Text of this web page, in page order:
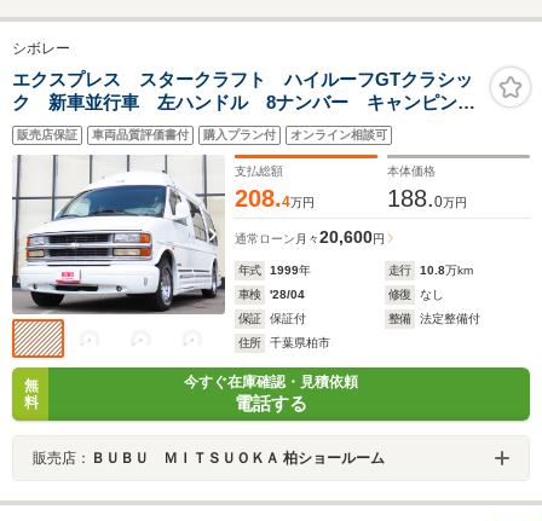
ーフレザー/届出済未
使用車/ヘッドランプ
LED/EBD付ABS/横滑
り防止装置/アイドリ
ングストップ
ースライドドア デジ
セーフティセンス レ
ーダークルーズコント
ロール
突安全ボディ/
スタートボタ
レススタート
シボレー
エクスプレス スタークラフト ハイルーフGTクラシッ
ク 新車並行車 左ハンドル 8ナンバー キャンピン
グ 当社メンテナンス 3列シート レザーシート
ETC 社外メモリーナビ フルセグ Bluetooth 15イン
チAW 後席モニター バックカメラ
販売店保証 車両品質評価書付 購入プラン付 オンライン相談可
支払総額
208.4万円
本体価格
188.0万円
通常ローン 月々20,600円
年式 1999年 走行 10.8万km
車検
'28/04 修復
なし
保証
保証付 整備
法定整備付
住所
千葉県柏市
無
料
今すぐ在庫確認・見積依頼
電話する
販売店： ＢＵＢＵ ＭＩＴＳＵＯＫＡ 柏ショールーム